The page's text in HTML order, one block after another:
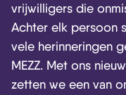
vrijwilligers die
Achter elk persoon
vele herinneringen
MEZZ. Met ons
zetten we een van